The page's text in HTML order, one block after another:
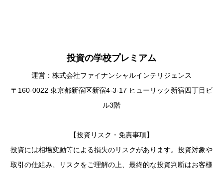
投資の学校プレミアム
運営：株式会社ファイナンシャルインテリジェンス
〒160-0022 東京都新宿区新宿4-3-17 ヒューリック新宿四丁目ビ
ル3階
【投資リスク・免責事項】
投資には相場変動等による損失のリスクがあります。投資対象や
取引の仕組み、リスクをご理解の上、最終的な投資判断はお客様